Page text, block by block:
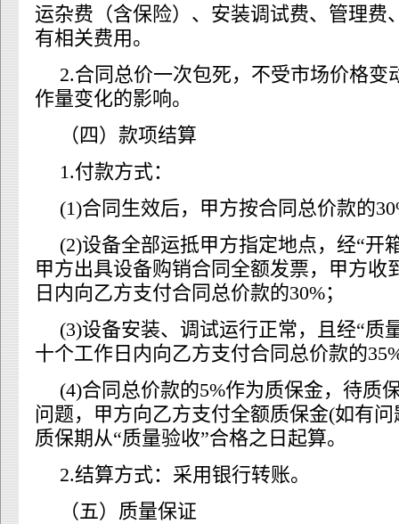
运杂费（含保险）、安装调试费、管理费
有相关费用。
2.合同总价一次包死，不受市场价格变
作量变化的影响。
（四）款项结算
1.付款方式：
(1)合同生效后，甲方按合同总价款的
(2)设备全部运抵甲方指定地点，经“开
甲方出具设备购销合同全额发票，甲方收
日内向乙方支付合同总价款的30%；
(3)设备安装、调试运行正常，且经“质
十个工作日内向乙方支付合同总价款的
(4)合同总价款的5%作为质保金，待质
问题，甲方向乙方支付全额质保金(如有
质保期从“质量验收”合格之日起算。
2.结算方式：采用银行转账。
（五）质量保证